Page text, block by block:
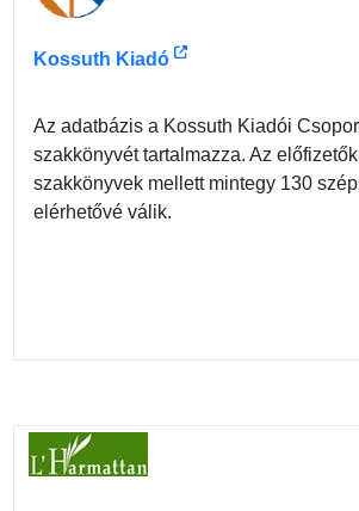
Kossuth Kiadó
Az adatbázis a Kossuth Kiadói
szakkönyvét tartalmazza. Az
szakkönyvek mellett mintegy 130
elérhetővé válik.